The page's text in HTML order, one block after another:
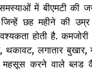
में बीएमटी की
छह महीने की
होती है.
थकावट, लगातार
महसूस करने वाले